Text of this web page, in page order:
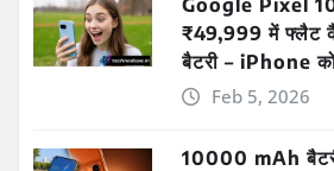
Google Pixel
₹49,999 में फ्लैट
बैटरी – iPhone
Feb 5, 2026
10000 mAh